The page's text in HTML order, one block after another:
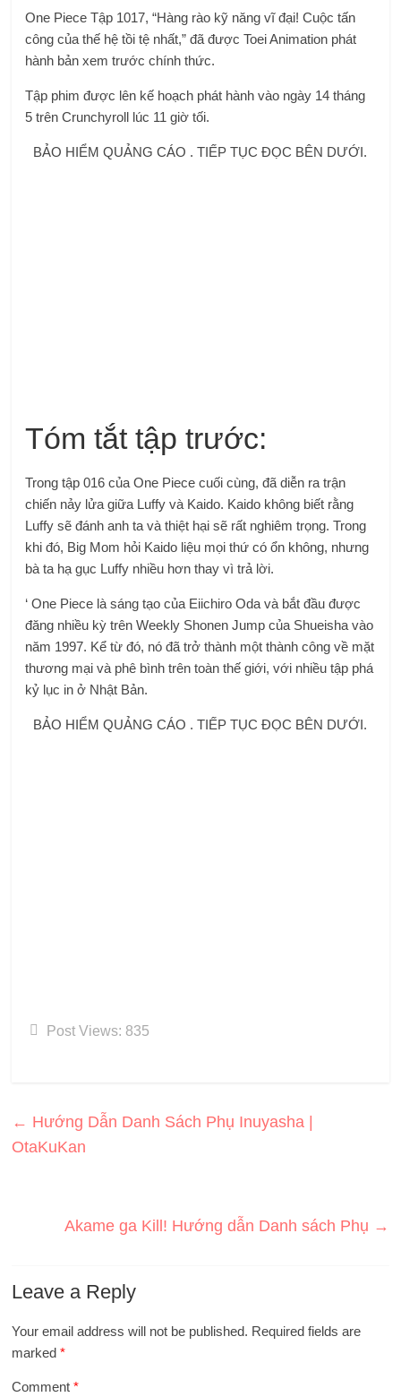
One Piece Tập 1017, “Hàng rào kỹ năng vĩ đại! Cuộc tấn
công của thế hệ tồi tệ nhất,” đã được Toei Animation phát
hành bản xem trước chính thức.
Tập phim được lên kế hoạch phát hành vào ngày 14 tháng
5 trên Crunchyroll lúc 11 giờ tối.
BẢO HIỂM QUẢNG CÁO . TIẾP TỤC ĐỌC BÊN DƯỚI.
Tóm tắt tập trước:
Trong tập 016 của One Piece cuối cùng, đã diễn ra trận
chiến nảy lửa giữa Luffy và Kaido. Kaido không biết rằng
Luffy sẽ đánh anh ta và thiệt hại sẽ rất nghiêm trọng. Trong
khi đó, Big Mom hỏi Kaido liệu mọi thứ có ổn không, nhưng
bà ta hạ gục Luffy nhiều hơn thay vì trả lời.
‘ One Piece là sáng tạo của Eiichiro Oda và bắt đầu được
đăng nhiều kỳ trên Weekly Shonen Jump của Shueisha vào
năm 1997. Kể từ đó, nó đã trở thành một thành công về mặt
thương mại và phê bình trên toàn thế giới, với nhiều tập phá
kỷ lục in ở Nhật Bản.
BẢO HIỂM QUẢNG CÁO . TIẾP TỤC ĐỌC BÊN DƯỚI.
Post Views: 835
← Hướng Dẫn Danh Sách Phụ Inuyasha |
OtaKuKan
Akame ga Kill! Hướng dẫn Danh sách Phụ →
Leave a Reply
Your email address will not be published. Required fields are
marked*
Comment*